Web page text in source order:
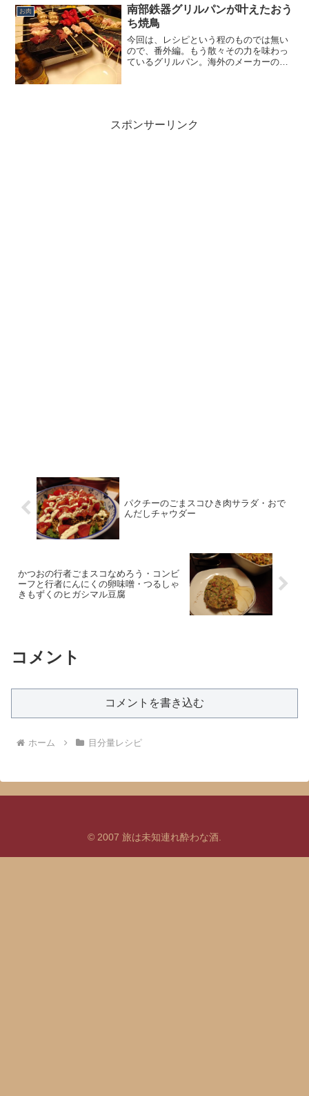
で一気に煮あげれば、短時間でも驚くほ
どとろとろに。ほどよく溶...
お肉
南部鉄器グリルパンが叶えたおう
ち焼鳥
今回は、レシピという程のものでは無い
ので、番外編。もう散々その力を味わっ
ているグリルパン。海外のメーカーのも
スポンサーリンク
パクチーのごまスコひき肉サラダ・おで
んだしチャウダー
かつおの行者ごまスコなめろう・コンビ
ーフと行者にんにくの卵味噌・つるしゃ
きもずくのヒガシマル豆腐
コメント
コメントを書き込む
ホーム 目分量レシピ
© 2007 旅は未知連れ酔わな酒.